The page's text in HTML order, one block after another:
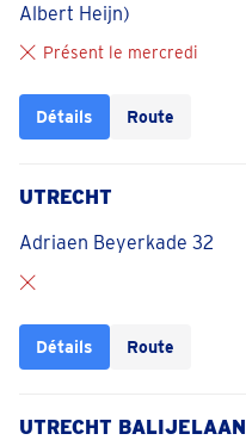
Albert Heijn)
Présent le mercredi
Détails Route
UTRECHT
Adriaen Beyerkade 32
Détails Route
UTRECHT BALIJELAAN